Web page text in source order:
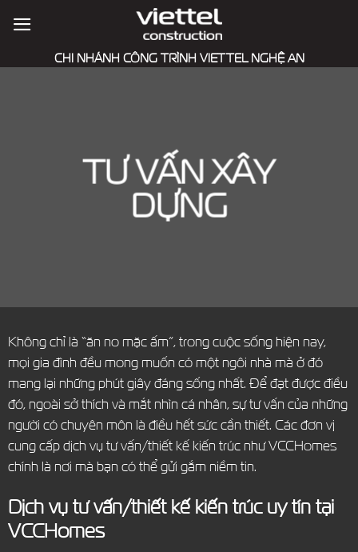
CHI NHÁNH CÔNG TRÌNH VIETTEL NGHỆ AN
TƯ VẤN XÂY
DỰNG
Không chỉ là “ăn no mặc ấm”, trong cuộc sống hiện nay,
mọi gia đình đều mong muốn có một ngôi nhà mà ở đó
mang lại những phút giây đáng sống nhất. Để đạt được điều
đó, ngoài sở thích và mắt nhìn cá nhân, sự tư vấn của những
người có chuyên môn là điều hết sức cần thiết. Các đơn vị
cung cấp dịch vụ tư vấn/thiết kế kiến trúc như VCCHomes
chính là nơi mà bạn có thể gửi gắm niềm tin.
Dịch vụ tư vấn/thiết kế kiến trúc uy tín tại
VCCHomes